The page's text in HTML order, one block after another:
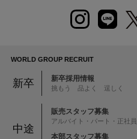
WORLD GROUP RECRUIT
新卒 新卒採用情報
挑もう 品よく 逞しく
中途
販売スタッフ募集
アルバイト・パート・正社員
本部スタッフ募集